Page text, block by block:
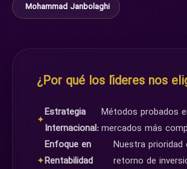
Mohammad Janbolaghi
¿Por qué los líderes nos
✦
Estrategia
Internacional:
Métodos probados
mercados más
✦
Enfoque en
Rentabilidad
Nuestra prioridad
retorno de